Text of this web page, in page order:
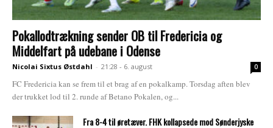
Pokallodtrækning sender OB til Fredericia og
Middelfart på udebane i Odense
Nicolai Sixtus Østdahl - 21:28 - 6. august 0
FC Fredericia kan se frem til et brag af en pokalkamp. Torsdag aften blev
der trukket lod til 2. runde af Betano Pokalen, og...
Fra 8-4 til øretæver. FHK kollapsede mod Sønderjyske